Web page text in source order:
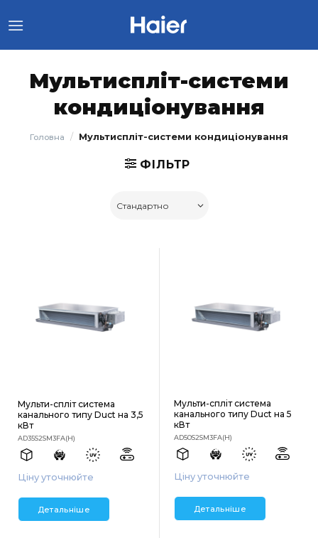
to
Мультиспліт-системи
кондиціонування
Головна / Мультиспліт-системи кондиціонування
ФІЛЬТР
Мульти-спліт система
канального типу Duct на 3,5
кВт
AD35S2SM3FA(H)
Ціну уточнюйте
Детальніше
Мульти-спліт система
канального типу Duct на 5
кВт
AD50S2SM3FA(H)
Ціну уточнюйте
Детальніше